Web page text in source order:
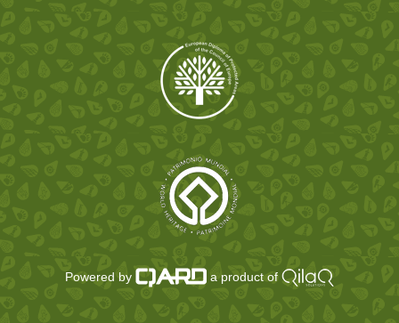
Powered by a product of